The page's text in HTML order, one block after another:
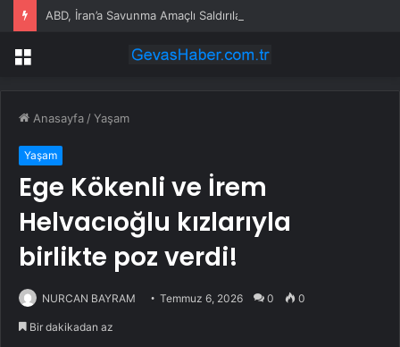
ABD, İran’a Savunma Amaçlı Saldırılar Düzenledi
Menü
Anasayfa /Yaşam
Yaşam
Ege Kökenli ve İrem
Helvacıoğlu kızlarıyla
birlikte poz verdi!
NURCAN BAYRAM Temmuz 6, 2026 0 0
Bir dakikadan az